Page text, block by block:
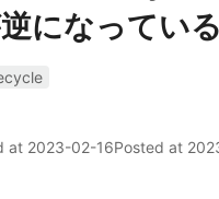
になってい
at 2023-02-16Posted at